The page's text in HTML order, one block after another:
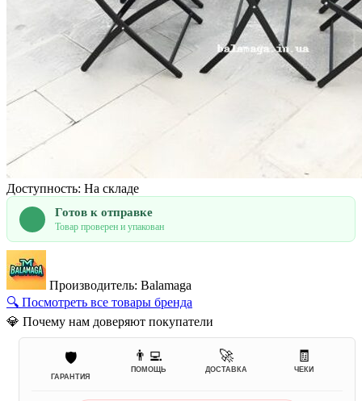
Доступность: На складе
Готов к отправке
Товар проверен и упакован
Производитель: Balamaga
🔍 Посмотреть все товары бренда
💎 Почему нам доверяют покупатели
🛡️
ГАРАНТИЯ
👨‍💻
ПОМОЩЬ
🚀
ДОСТАВКА
🧾
ЧЕКИ